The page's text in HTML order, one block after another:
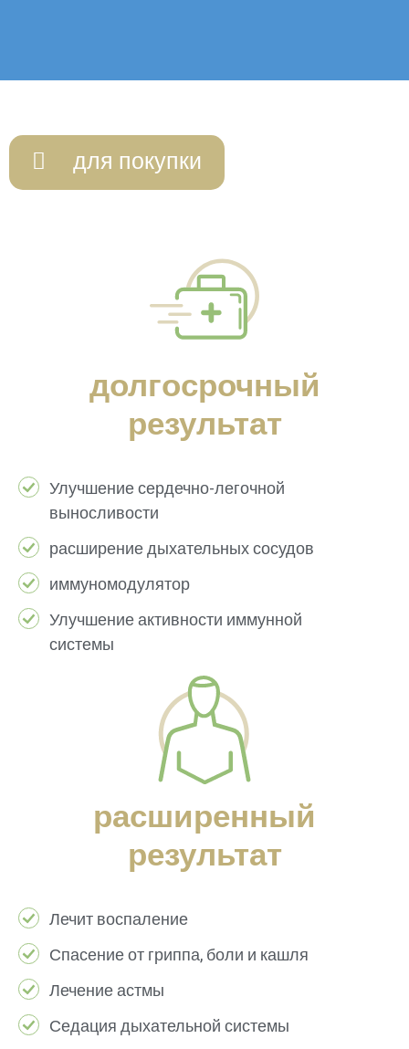
для покупки
долгосрочный
результат
Улучшение сердечно-легочной
выносливости
расширение дыхательных сосудов
иммуномодулятор
Улучшение активности иммунной
системы
расширенный
результат
Лечит воспаление
Спасение от гриппа, боли и кашля
Лечение астмы
Седация дыхательной системы